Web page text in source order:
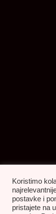
Koristimo
postavke i
pristajete na